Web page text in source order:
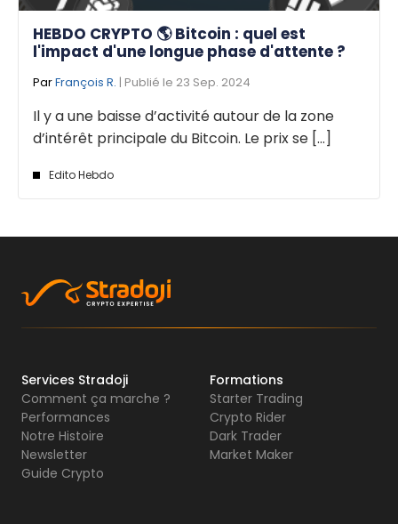
HEBDO CRYPTO 🌎 Bitcoin : quel est
l'impact d'une longue phase d'attente ?
ParFrançois R. | Publié le 23 Sep. 2024
Il y a une baisse d’activité autour de la zone
d’intérêt principale du Bitcoin. Le prix se [...]
Edito Hebdo
Services Stradoji
Comment ça marche ?
Performances
Notre Histoire
Newsletter
Guide Crypto
Formations
Starter Trading
Crypto Rider
Dark Trader
Market Maker